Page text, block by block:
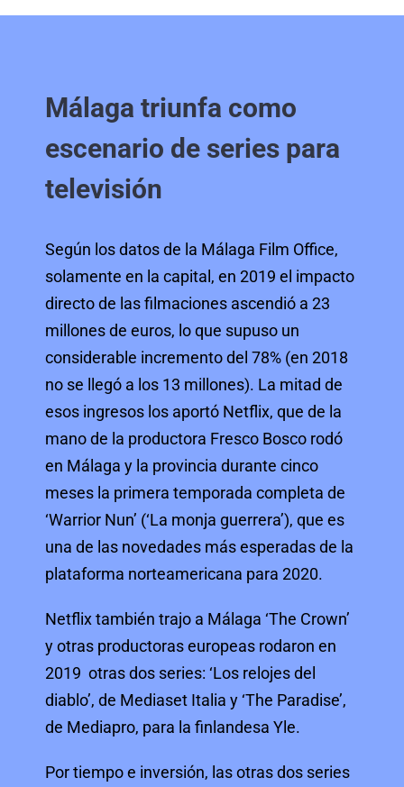
Málaga triunfa como
escenario de series para
televisión
Según los datos de la Málaga Film Office,
solamente en la capital, en 2019 el impacto
directo de las filmaciones ascendió a 23
millones de euros, lo que supuso un
considerable incremento del 78% (en 2018
no se llegó a los 13 millones). La mitad de
esos ingresos los aportó Netflix, que de la
mano de la productora Fresco Bosco rodó
en Málaga y la provincia durante cinco
meses la primera temporada completa de
‘Warrior Nun’ (‘La monja guerrera’), que es
una de las novedades más esperadas de la
plataforma norteamericana para 2020.
Netflix también trajo a Málaga ‘The Crown’
y otras productoras europeas rodaron en
2019 otras dos series: ‘Los relojes del
diablo’, de Mediaset Italia y ‘The Paradise’,
de Mediapro, para la finlandesa Yle.
Por tiempo e inversión, las otras dos series